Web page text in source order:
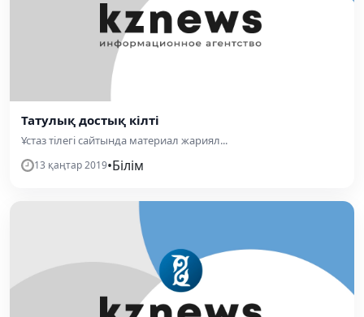
Татулық достық кілті
Ұстаз тілегі сайтында материал жариял...
13 қаңтар 2019•Білім